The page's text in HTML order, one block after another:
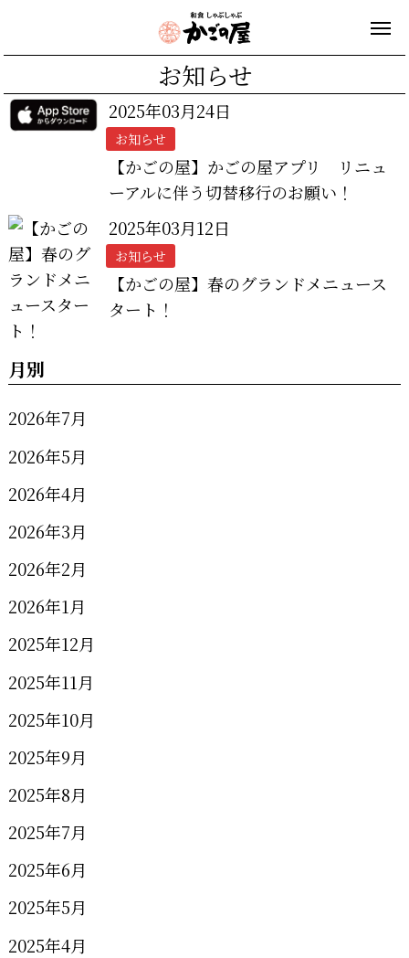
お知らせ
2025年03月24日
お知らせ
【かごの屋】かごの屋アプリ リニュ
ーアルに伴う切替移行のお願い！
2025年03月12日
お知らせ
【かごの屋】春のグランドメニュース
タート！
月別
2026年7月
2026年5月
2026年4月
2026年3月
2026年2月
2026年1月
2025年12月
2025年11月
2025年10月
2025年9月
2025年8月
2025年7月
2025年6月
2025年5月
2025年4月